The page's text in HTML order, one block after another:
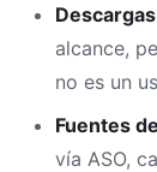
alcance,
no es un
Fuentes
vía ASO,